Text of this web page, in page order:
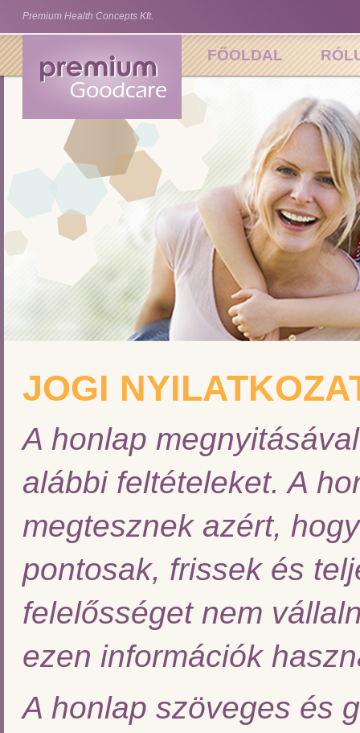
Premium Health Concepts Kft.
FŐOLDAL
JOGI
A honlap
alábbi feltételeket. A
megtesznek azért,
pontosak, frissek és
felelősséget nem
ezen információk
A honlap szöveges és